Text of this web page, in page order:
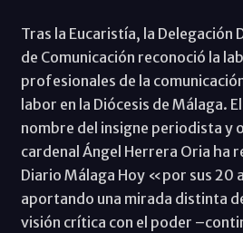
Tras la Eucaristía, la Delegación
de Comunicación reconoció la
profesionales de la
labor en la Diócesis de Málaga.
nombre del insigne periodista y
cardenal Ángel Herrera Oria ha
Diario Málaga Hoy «por sus 20
aportando una mirada distinta
visión crítica con el poder